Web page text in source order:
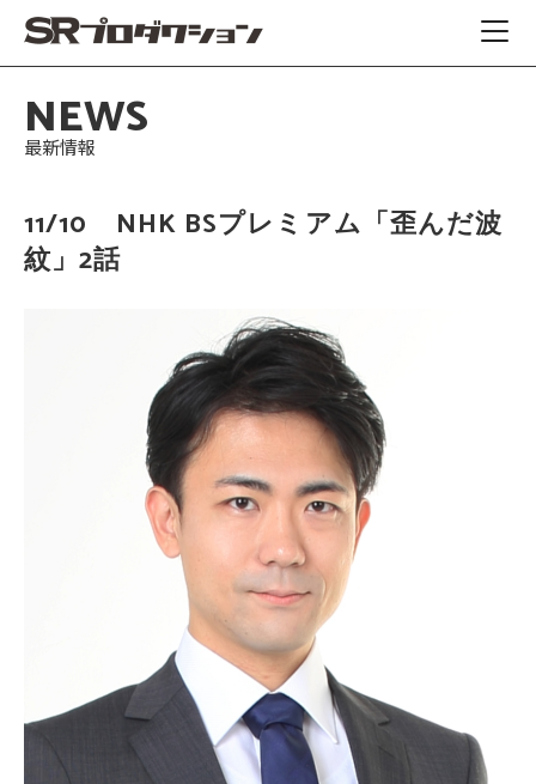
NEWS
最新情報
11/10 NHK BSプレミアム「歪んだ波
紋」2話